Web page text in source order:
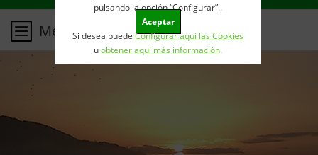
pulsando la opción “Configurar”..
Aceptar
Si desea puedeConfigurar aquí las Cookies
uobtener aquí más información.
Menu